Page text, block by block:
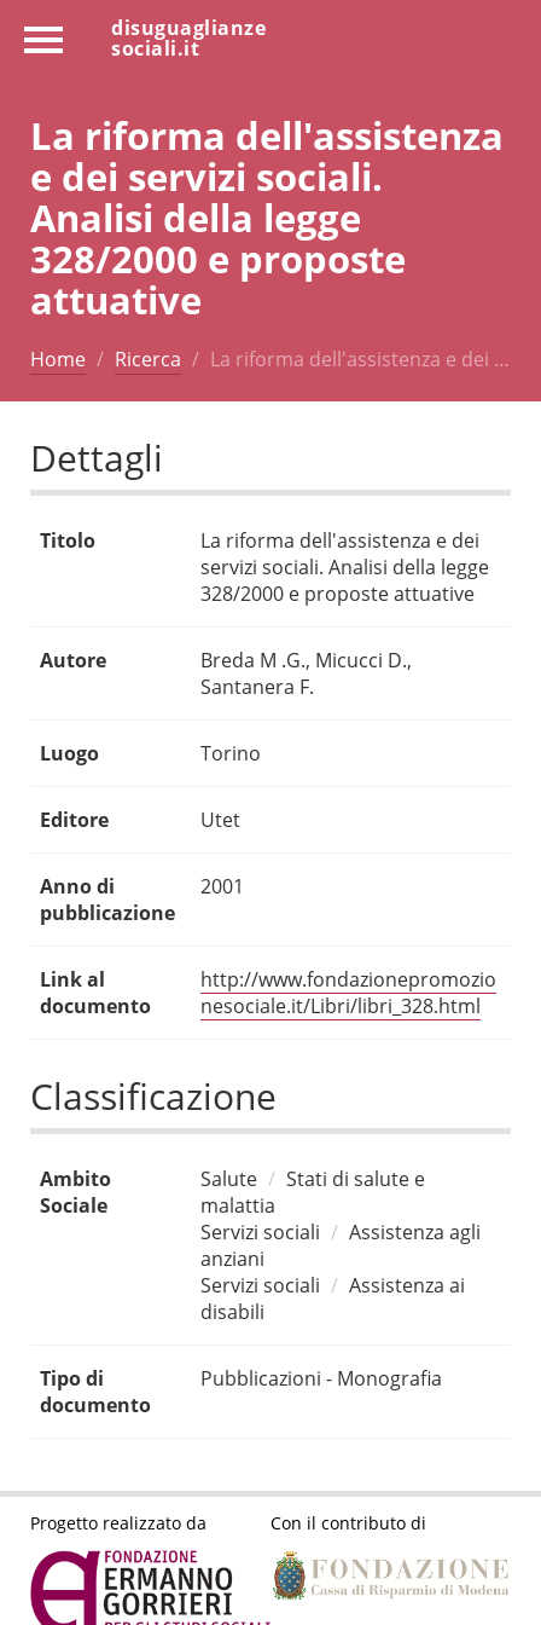
disuguaglianze
sociali.it
La riforma dell'assistenza
e dei servizi sociali.
Analisi della legge
328/2000 e proposte
attuative
Home Ricerca La riforma dell'assistenza e dei …
Dettagli
Titolo
La riforma dell'assistenza e dei
servizi sociali. Analisi della legge
328/2000 e proposte attuative
Autore
Breda M .G., Micucci D.,
Santanera F.
Luogo Torino
Editore Utet
Anno di
pubblicazione
2001
Link al
documento
http://www.fondazionepromozio
nesociale.it/Libri/libri_328.html
Classificazione
Ambito
Sociale
Salute
Stati di salute e
malattia
Servizi sociali
Assistenza agli
anziani
Servizi sociali
Assistenza ai
disabili
Tipo di
documento
Pubblicazioni - Monografia
Progetto realizzato da Con il contributo di